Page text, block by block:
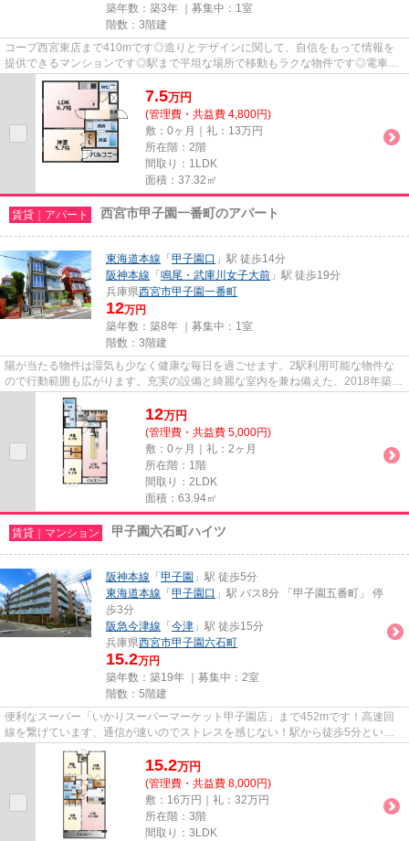
築年数：築3年 ｜募集中： 1室
階数：3階建
コープ西宮東店まで410mです◎造りとデザインに関して、自信をもって情報を
提供できるマンションです◎駅まで平坦な場所で移動もラクな物件です◎電車で
の移動がより便利になる、2駅利用...
7.5万円
(管理費・共益費 4,800円)
敷：0ヶ月｜礼：13万円
所在階：2階
間取り：1LDK
面積：37.32㎡
賃貸｜アパート 西宮市甲子園一番町のアパート
東海道本線 「 甲子園口 」駅 徒歩14分
阪神本線 「 鳴尾・武庫川女子大前 」駅 徒歩19分
兵庫県西宮市甲子園一番町
12万円
築年数：築8年 ｜募集中： 1室
階数：3階建
陽が当たる物件は湿気も少なく健康な毎日を過ごせます。2駅利用可能な物件な
ので行動範囲も広がります。充実の設備と綺麗な室内を兼ね備えた、2018年築の
物件です。乗駅まで平坦な物件...
12万円
(管理費・共益費 5,000円)
敷：0ヶ月｜礼：2ヶ月
所在階：1階
間取り：2LDK
面積：63.94㎡
賃貸｜マンション 甲子園六石町ハイツ
阪神本線 「 甲子園 」駅 徒歩5分
東海道本線 「 甲子園口 」駅 バス8分 「甲子園五番町」 停
歩3分
阪急今津線 「 今津 」駅 徒歩15分
兵庫県西宮市甲子園六石町
15.2万円
築年数：築19年 ｜募集中： 2室
階数：5階建
便利なスーパー「いかりスーパーマーケット甲子園店」まで452mです！高速回
線を繋げています、通信が速いのでストレスを感じない！駅から徒歩5分という
アクセス良好な駅近物件はいかが...
15.2万円
(管理費・共益費 8,000円)
敷：16万円｜礼：32万円
所在階：3階
間取り：3LDK